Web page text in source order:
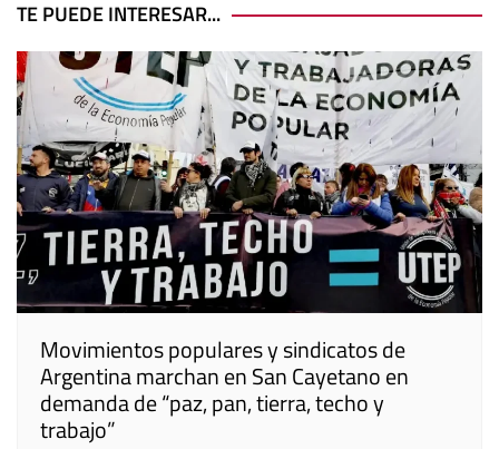
entradas
TE PUEDE INTERESAR...
Movimientos populares y sindicatos de
Argentina marchan en San Cayetano en
demanda de “paz, pan, tierra, techo y
trabajo”